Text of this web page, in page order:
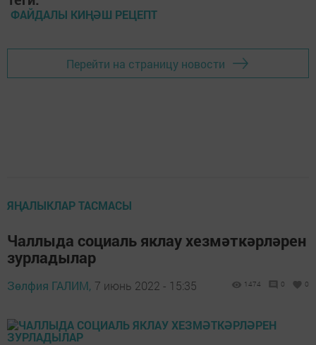
ФАЙДАЛЫ КИҢӘШ РЕЦЕПТ
Перейти на страницу новости
ЯҢАЛЫКЛАР ТАСМАСЫ
Чаллыда социаль яклау хезмәткәрләрен
зурладылар
Зөлфия ГАЛИМ, 7 июнь 2022 - 15:35 1474 0 0